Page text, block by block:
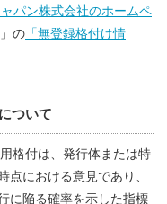
パン株式会社のホームペ
の 「無登録格付け情
ついて
格付は、発行体または特
点における意見であり、
に陥る確率を示した指標